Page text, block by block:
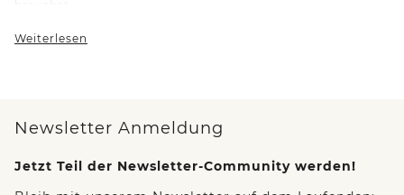
Teddyjacke für Damen
aus und macht selbst schlichte Basics sofort gemütlicher.
leicht magst und trotzdem eine Extraportion Wärme
möchtest. Wenn du deinen Look etwas souveräner und
– unkompliziert über Shirt oder Bluse, sofort bereit für Büro
Weiterlesen
Newsletter Anmeldung
Jetzt Teil der Newsletter-Community werden!